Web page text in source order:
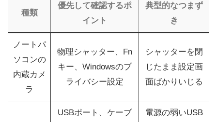
種類
優先して確認するポ
イント
典型的なつまず
き
ノートパ
ソコンの
内蔵カメ
ラ
物理シャッター、Fn
キー、Windowsのプ
ライバシー設定
シャッターを閉
じたまま設定画
面ばかりいじる
USBポート、ケーブ
電源の弱いUSB